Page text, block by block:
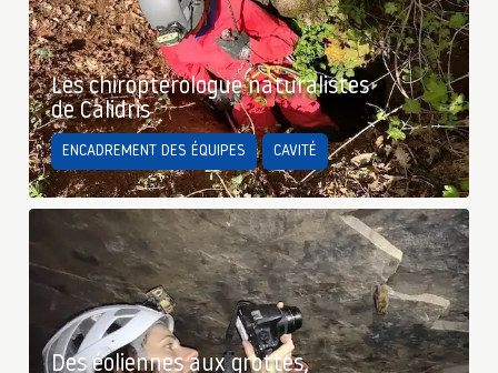
Les chiroptérologue naturalistes
de Calidris
ENCADREMENT DES ÉQUIPES CAVITÉ
Des éoliennes aux grottes,